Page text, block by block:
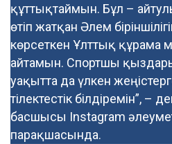
құттықтаймын. Бұл –
өтіп жатқан Әлем
көрсеткен Ұлттық құрама
айтамын. Спортшы
уақытта да үлкен
тілектестік білдіремін”,
басшысы Instagram
парақшасында.